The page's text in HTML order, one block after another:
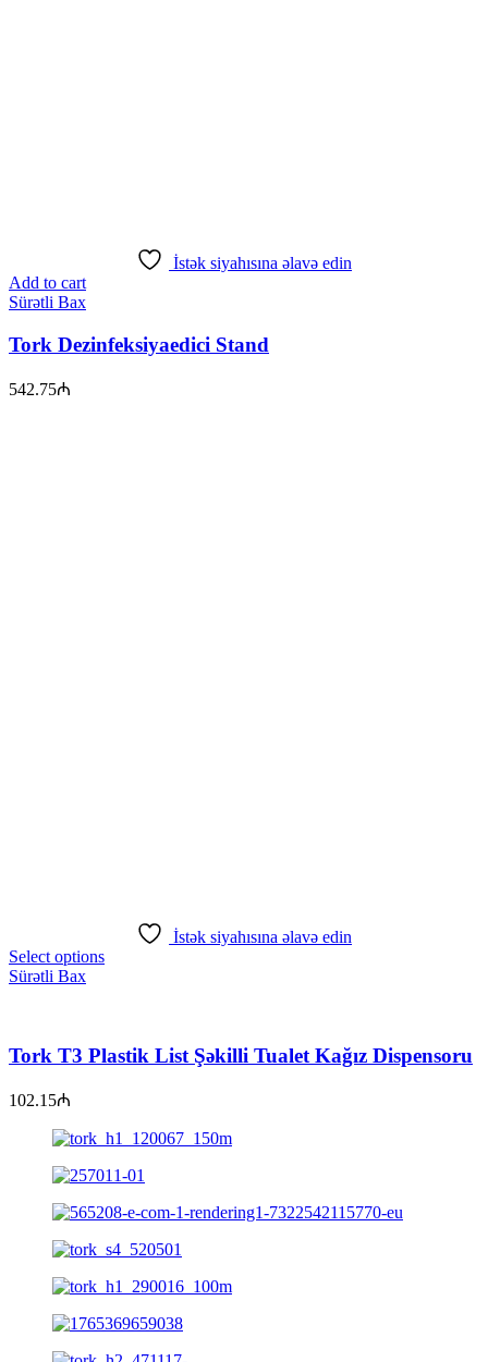
İstək siyahısına əlavə edin
Add to cart
Sürətli Bax
Tork Dezinfeksiyaedici Stand
542.75₼
İstək siyahısına əlavə edin
Select options
Sürətli Bax
Tork T3 Plastik List Şəkilli Tualet Kağız Dispensoru
102.15₼